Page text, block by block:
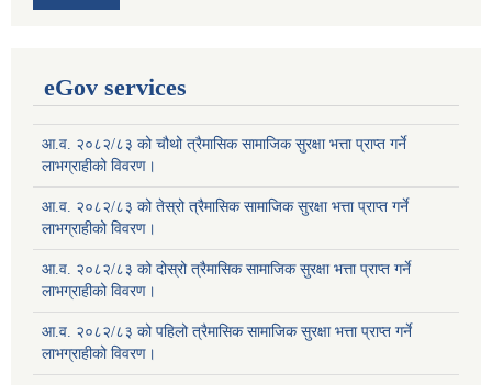
eGov services
आ.व. २०८२/८३ को चौथो त्रैमासिक सामाजिक सुरक्षा भत्ता प्राप्त गर्ने
लाभग्राहीको विवरण।
आ.व. २०८२/८३ को तेस्रो त्रैमासिक सामाजिक सुरक्षा भत्ता प्राप्त गर्ने
लाभग्राहीको विवरण।
आ.व. २०८२/८३ को दोस्रो त्रैमासिक सामाजिक सुरक्षा भत्ता प्राप्त गर्ने
लाभग्राहीको विवरण।
आ.व. २०८२/८३ को पहिलो त्रैमासिक सामाजिक सुरक्षा भत्ता प्राप्त गर्ने
लाभग्राहीको विवरण।